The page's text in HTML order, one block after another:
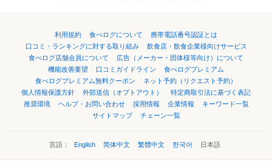
利用規約 食べログについて
携帯電話番号認証とは
口コミ・ランキングに対する取り組み
飲食店・飲食企業様向けサービス
食べログ店舗会員について
広告（メーカー・団体様等向け）について
機能改善要望
口コミガイドライン
食べログプレミアム
食べログプレミアム無料クーポン
ネット予約（リクエスト予約）
個人情報保護方針
外部送信（オプトアウト）
特定商取引法に基づく表記
推奨環境
ヘルプ・お問い合わせ 採用情報 企業情報
キーワード一覧
サイトマップ
チェーン一覧
言語： English 简体中文 繁體中文 한국어 日本語